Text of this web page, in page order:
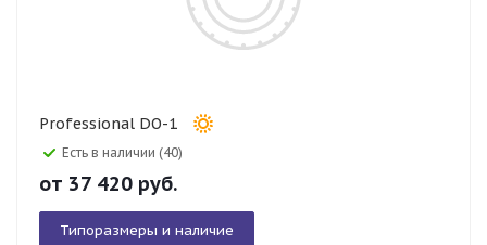
Professional DO-1
Есть в наличии (40)
от 37 420 руб.
Типоразмеры и наличие